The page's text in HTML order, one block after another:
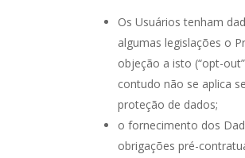
Os Usuários tenham
algumas legislações o
objeção a isto (“opt-
contudo não se aplica
proteção de dados;
o fornecimento dos
obrigações pré-